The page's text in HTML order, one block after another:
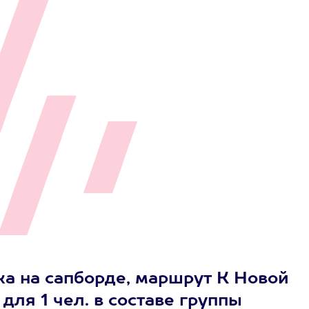
на сапборде, маршрут К Новой
1 чел. в составе группы